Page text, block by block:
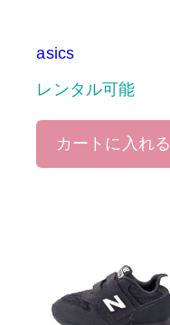
asics
レンタル可能
カートに入れる